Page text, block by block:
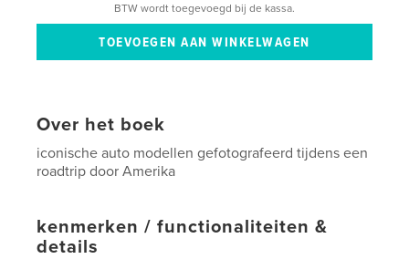
BTW wordt toegevoegd bij de kassa.
Over het boek
iconische auto modellen gefotografeerd tijdens een
roadtrip door Amerika
kenmerken / functionaliteiten &
details